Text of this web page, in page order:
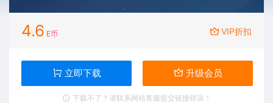
4.6 E币 VIP折扣
立即下载 升级会员
下载不了？请联系网站客服提交链接错误！